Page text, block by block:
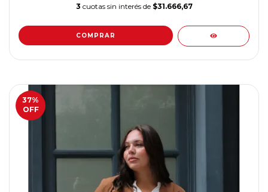
3 cuotas sin interés de $31.666,67
COMPRAR
37%
OFF